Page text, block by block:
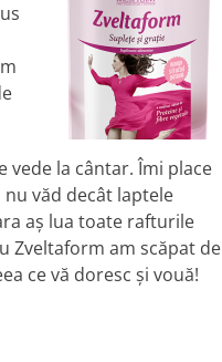
vede la cântar. Îmi place
văd decât laptele
aş lua toate rafturile
Zveltaform am scăpat de
ce vă doresc şi vouă!